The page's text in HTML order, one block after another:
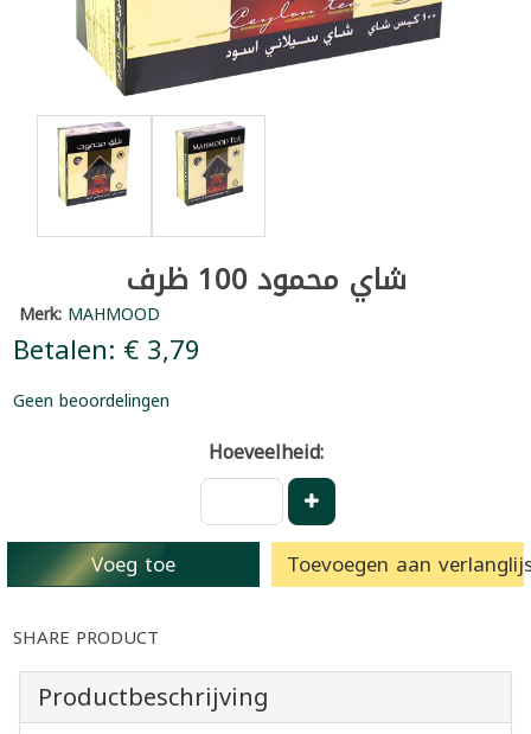
شاي محمود 100 ظرف
Merk: MAHMOOD
Betalen: € 3,79
Geen beoordelingen
Hoeveelheid:
Voeg toe Toevoegen aan
SHARE PRODUCT
Productbeschrijving